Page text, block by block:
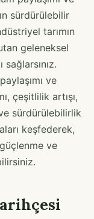
sürdürülebilir
tarımın
geleneksel
ve
çeşitlilik artışı,
sürdürülebilirlik
keşfederek,
ve